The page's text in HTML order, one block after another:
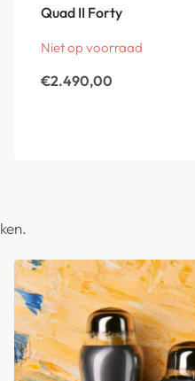
Quad II Forty
Niet op voorraad
€2.490,00